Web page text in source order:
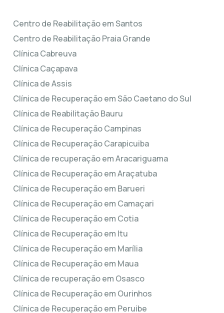
Centro de Reabilitação em Santos
Centro de Reabilitação Praia Grande
Clínica Cabreuva
Clínica Caçapava
Clínica de Assis
Clínica de Recuperação em São Caetano do Sul
Clínica de Reabilitação Bauru
Clínica de Recuperação Campinas
Clínica de Recuperação Carapicuiba
Clínica de recuperação em Aracariguama
Clínica de Recuperação em Araçatuba
Clínica de Recuperação em Barueri
Clínica de Recuperação em Camaçari
Clínica de Recuperação em Cotia
Clínica de Recuperação em Itu
Clínica de Recuperação em Marília
Clínica de Recuperação em Maua
Clínica de recuperação em Osasco
Clínica de Recuperação em Ourinhos
Clínica de Recuperação em Peruibe